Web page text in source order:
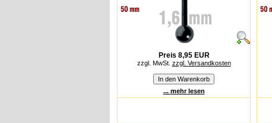
Preis 8,95 EUR
zzgl. MwSt. zzgl. Versandkosten
... mehr lesen